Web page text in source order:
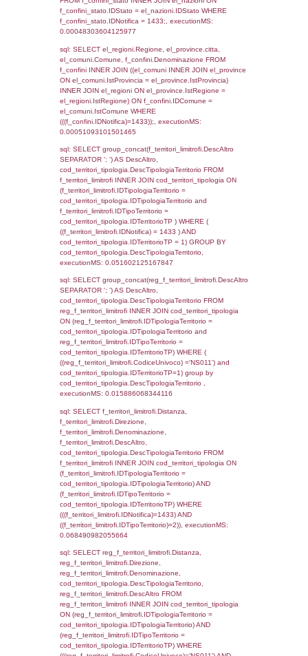
ComuneST, el_province.citta as
el_regioni.Regione as RegioneST,
as ComuneSL, el_province_1.citta as
el_regioni_1.Regione as RegioneSL FROM
(((((a1_stabilimento LEFT JOIN el_comuni
a1_stabilimento.ComuneStab =
LEFT JOIN el_province ON
= el_province.IstProvincia) LEFT JOIN
LEFT JOIN el_comuni AS el_comuni_1 ON
a1_stabilimento.IstComuneSL =
LEFT JOIN el_province AS el_province_1
a1_stabilimento.IstProvinciaSL =
el_province_1.IstProvincia) LEFT JOIN
el_regioni_1 ON
el_regioni_1.IstRegione where
executionMS: 0.00098609924316406
sql: SELECT a2p.Cognome, a2p.Nome
a2_ruolipersonale a2rp INNER JOIN
a2rp.IDPersonale = a2p.IDPersonale
(((a2p.IDNotifica)=1433) AND
executionMS: 0.0035579204559326
sql: SELECT a2p.Cognome, a2p.Nome
a2rp.IDPersonale = a2p.IDPersonale
(((a2p.IDNotifica)=1433) AND
executionMS: 0.0027351379394531
sql: SELECT cod_ipa_aoo.des_amm,
d1_controlli.UntAmmTerr,
d1_controlli.Regione, d1_controlli.Provincia,
d1_controlli.Comune, d1_controlli.Via,
d1_controlli.Email, d1_controlli.Pec FROM
INNER JOIN d1_controlli ON
d1_controlli.UntAmmTerr where
executionMS: 0.021671056747437
sql: SELECT * FROM d2_autorizzazioni
IDNotifica=1433, executionMS: